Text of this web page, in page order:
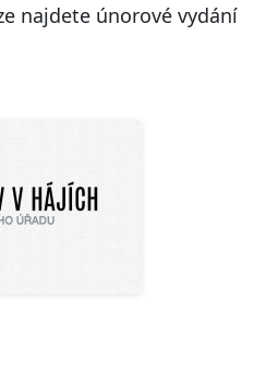
najdete únorové vydání